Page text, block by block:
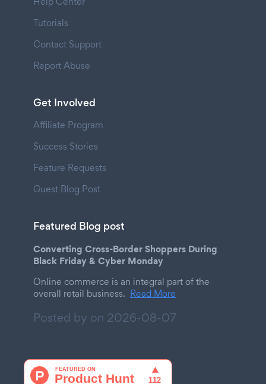
Tutorials
Contact Support
Report Abuse
Get Involved
Affiliate Program
Success Stories
Feature Requests
Guest Blog Post
Featured Blog post
Converting Cross-Border Shoppers During
Black Friday & Cyber Monday
Online commerce is an integral part of the
overall retail business. Read More
Posted by on 2026-08-07